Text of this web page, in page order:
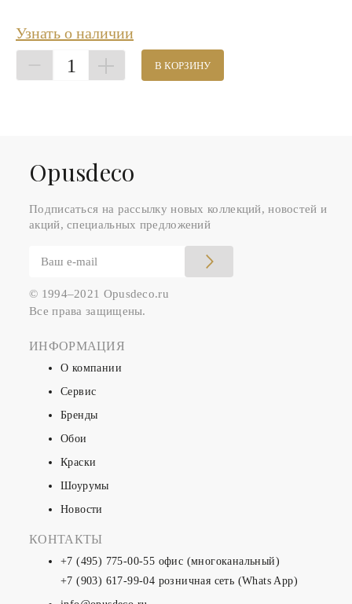
Узнать о наличии
1 В КОРЗИНУ
Оpusdeco
Подписаться на рассылку новых коллекций, новостей и
акций, специальных предложений
© 1994–2021 Opusdeco.ru
Все права защищены.
ИНФОРМАЦИЯ
О компании
Сервис
Бренды
Обои
Краски
Шоурумы
Новости
КОНТАКТЫ
+7 (495) 775-00-55 офис (многоканальный)
+7 (903) 617-99-04 розничная сеть (Whats App)